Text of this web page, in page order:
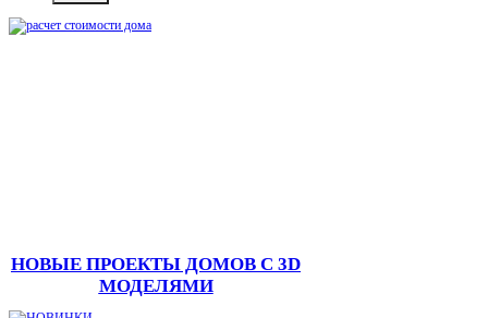
НОВЫЕ ПРОЕКТЫ ДОМОВ С 3D
МОДЕЛЯМИ